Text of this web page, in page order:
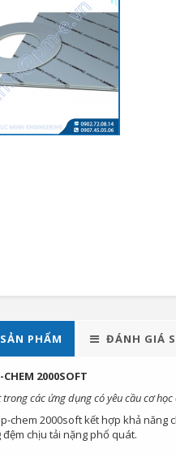
PHẨM ĐÁNH GIÁ
2000SOFT
các ứng dụng có yêu cầu cơ học
chem 2000soft kết hợp khả
chịu tải nặng phổ quát.